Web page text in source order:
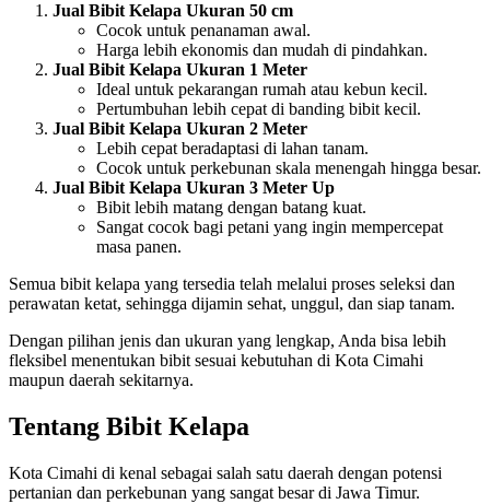
Jual Bibit Kelapa Ukuran 50 cm
Cocok untuk penanaman awal.
Harga lebih ekonomis dan mudah di pindahkan.
Jual Bibit Kelapa Ukuran 1 Meter
Ideal untuk pekarangan rumah atau kebun kecil.
Pertumbuhan lebih cepat di banding bibit kecil.
Jual Bibit Kelapa Ukuran 2 Meter
Lebih cepat beradaptasi di lahan tanam.
Cocok untuk perkebunan skala menengah hingga besar.
Jual Bibit Kelapa Ukuran 3 Meter Up
Bibit lebih matang dengan batang kuat.
Sangat cocok bagi petani yang ingin mempercepat
masa panen.
Semua bibit kelapa yang tersedia telah melalui proses seleksi dan
perawatan ketat, sehingga dijamin sehat, unggul, dan siap tanam.
Dengan pilihan jenis dan ukuran yang lengkap, Anda bisa lebih
fleksibel menentukan bibit sesuai kebutuhan di Kota Cimahi
maupun daerah sekitarnya.
Tentang Bibit Kelapa
Kota Cimahi di kenal sebagai salah satu daerah dengan potensi
pertanian dan perkebunan yang sangat besar di Jawa Timur.